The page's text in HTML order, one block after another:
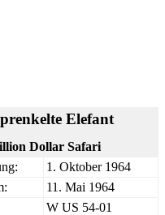
Elefant
Dollar Safari
1. Oktober 1964
11. Mai 1964
W US 54-01